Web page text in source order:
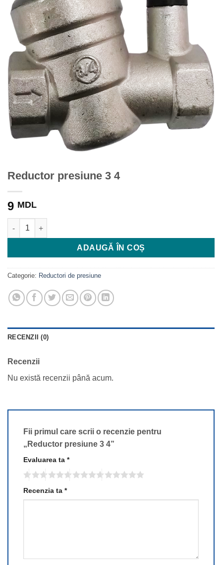
Reductor presiune 3 4
9 MDL
Cantitate Reductor presiune 3 4
ADAUGĂ ÎN COȘ
Categorie: Reductori de presiune
RECENZII (0)
Recenzii
Nu există recenzii până acum.
Fii primul care scrii o recenzie pentru
„Reductor presiune 3 4”
Evaluarea ta *
Recenzia ta *